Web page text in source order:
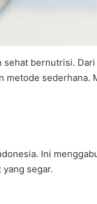
sehat bernutrisi.
metode sederhana.
Ini
yang segar.